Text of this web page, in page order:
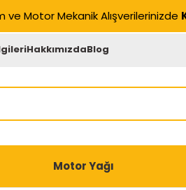
ve Motor Mekanik Alışverilerinizde
HakkımızdaBlog
Motor Yağı